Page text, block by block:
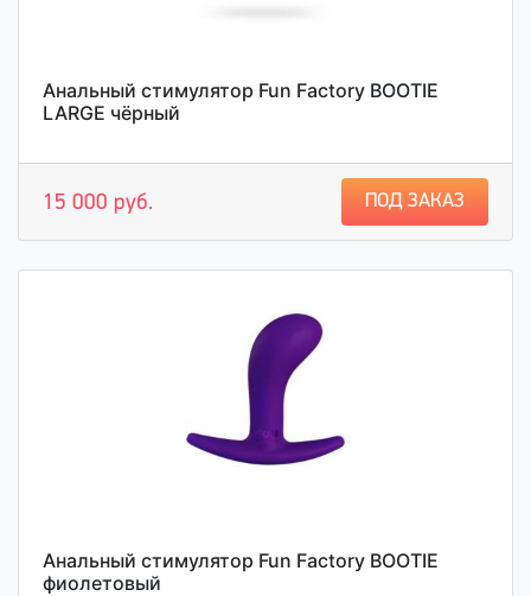
Анальный стимулятор Fun Factory BOOTIE
LARGE чёрный
15 000 руб. ПОД ЗАКАЗ
Анальный стимулятор Fun Factory BOOTIE
фиолетовый